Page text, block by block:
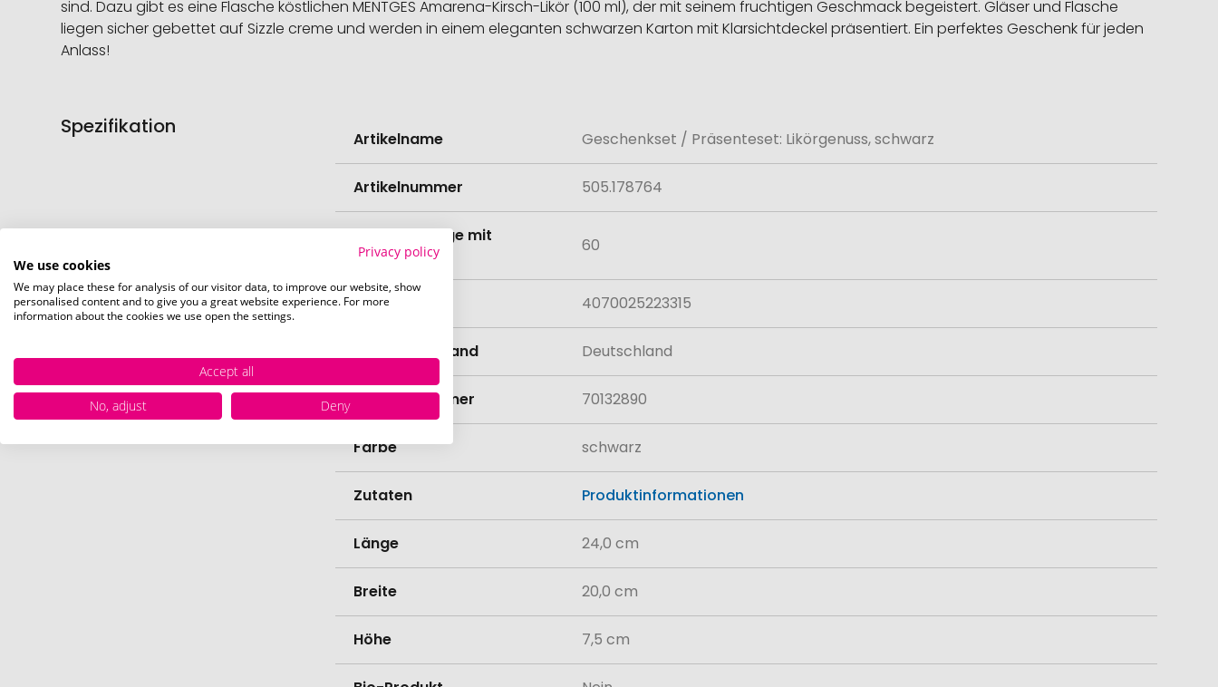
sind. Dazu gibt es eine Flasche köstlichen MENTGES Amarena-Kirsch-Likör (100 ml), der mit seinem fruchtigen Geschmack begeistert. Gläser und Flasche
liegen sicher gebettet auf Sizzle creme und werden in einem eleganten schwarzen Karton mit Klarsichtdeckel präsentiert. Ein perfektes Geschenk für jeden
Anlass!
Spezifikation
Informationen
Artikelname Geschenkset / Präsenteset: Likörgenuss, schwarz
Artikelnummer 505.178764
Mindestmenge mit
Veredelung
60
EAN 4070025223315
Herstellungsland Deutschland
Zolltarifnummer 70132890
Farbe schwarz
Zutaten Produktinformationen
Länge 24,0 cm
Breite 20,0 cm
Höhe 7,5 cm
Privacy policy
We use cookies
We may place these for analysis of our visitor data, to improve our website, show
personalised content and to give you a great website experience. For more
information about the cookies we use open the settings.
Accept all
No, adjust
Deny